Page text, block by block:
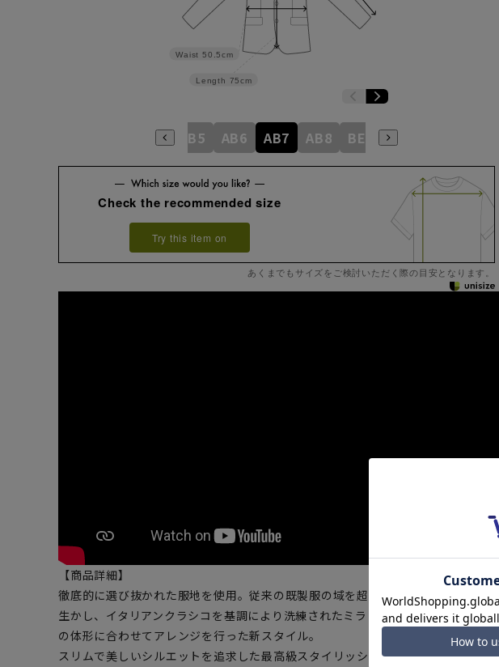
Length 75cm
Waist 50.5cm
AB4 AB5 AB6 AB7 AB8 BE3 BE4
Check the recommended size
Try this item on
あくまでもサイズをご検討いただく際の目安となります。
【商品詳細】
徹底的に選び抜かれた服地を使用。従来の既製服の域を超えたハンドメイドの縫
生かし、イタリアンクラシコを基調により洗練されたミラノスタイルを取り混ぜ、
の体形に合わせてアレンジを行った新スタイル。
スリムで美しいシルエットを追求した最高級スタイリッシュスーツです。ゴージ